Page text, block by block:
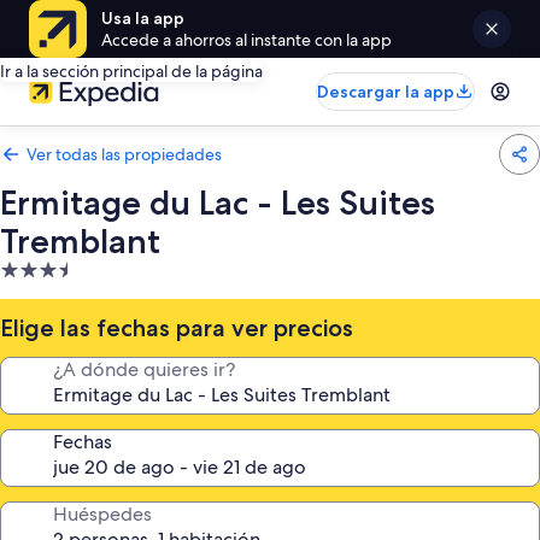
Usa la app
Accede a ahorros al instante con la app
Ir a la sección principal de la página
Descargar la app
Ver todas las propiedades
Ermitage du Lac - Les Suites
Tremblant
Propiedad
de
3.5
estrellas
Elige las fechas para ver precios
¿A dónde quieres ir?
Fechas
Huéspedes